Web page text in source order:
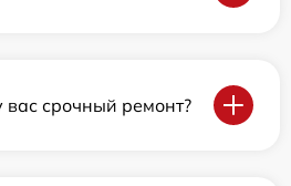
срочный ремонт?